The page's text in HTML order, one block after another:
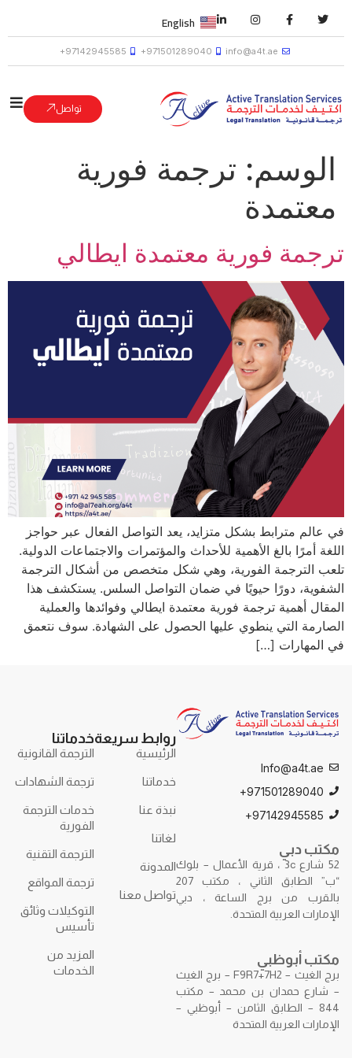
info@a4t.ae
971501289040+
97142945585+
English
تواصل
الوسم: ترجمة فورية
معتمدة
ترجمة فورية معتمدة ايطالي
في عالم مترابط بشكل متزايد، يعد التواصل الفعال عبر حواجز
اللغة أمرًا بالغ الأهمية للأحداث والمؤتمرات والاجتماعات الدولية.
تلعب الترجمة الفورية، وهي شكل متخصص من أشكال الترجمة
الشفوية، دورًا حيويًا في ضمان التواصل السلس. يستكشف هذا
المقال أهمية ترجمة فورية معتمدة ايطالي وفوائدها والعملية
الصارمة التي ينطوي عليها الحصول على الشهادة. سوف نتعمق
في المهارات […]
Info@a4t.ae
971501289040+
97142945585+
مكتب دبي
52 شارع 3c ، قرية الأعمال – بلوك
“ب” الطابق الثاني ، مكتب 207
بالقرب من برج الساعة ، دبي
الإمارات العربية المتحدة.
مكتب أبوظبي
برج الغيث – F9R7+7H2 – برج الغيث
– شارع حمدان بن محمد – مكتب
844 – الطابق الثامن – أبوظبي –
الإمارات العربية المتحدة
روابط سريعة
الرئيسية
خدماتنا
نبذة عنا
لغاتنا
المدونة
تواصل معنا
خدماتنا
الترجمة القانونية
ترجمة الشهادات
خدمات الترجمة
الفورية
الترجمة التقنية
ترجمة المواقع
التوكيلات وثائق
تأسيس
المزيد من
الخدمات